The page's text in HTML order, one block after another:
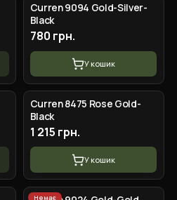
Сurren 9094 Gold-Silver-
Black
780 грн.
У кошик
Сurren 8475 Rose Gold-
Black
1 215 грн.
У кошик
Немає